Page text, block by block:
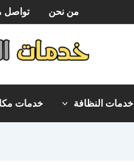
من نحن تواصل
خدمات النظافة خدمات